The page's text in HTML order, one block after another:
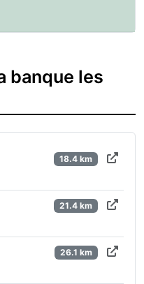
banque les
18.4 km
21.4 km
26.1 km